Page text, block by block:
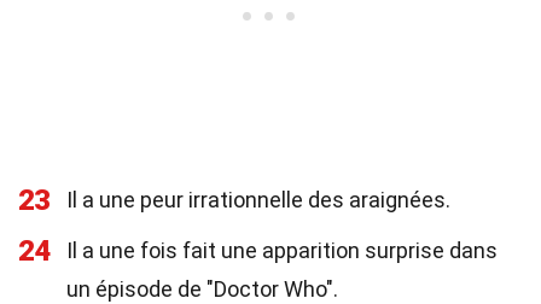
23 Il a une peur irrationnelle des araignées.
24
Il a une fois fait une apparition surprise dans
un épisode de "Doctor Who".